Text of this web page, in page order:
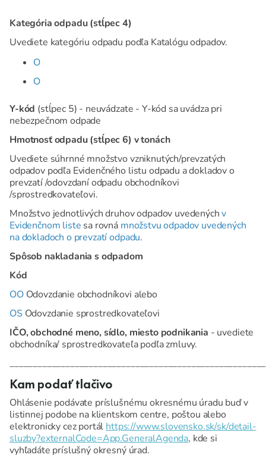
Kategória odpadu (stĺpec 4)
Uvediete kategóriu odpadu podľa Katalógu odpadov.
O
O
Y-kód (stĺpec 5) - neuvádzate - Y-kód sa uvádza pri
nebezpečnom odpade
Hmotnosť odpadu (stĺpec 6) v tonách
Uvediete súhrnné množstvo vzniknutých/prevzatých
odpadov podľa Evidenčného listu odpadu a dokladov o
prevzatí /odovzdaní odpadu obchodníkovi
/sprostredkovateľovi.
Množstvo jednotlivých druhov odpadov uvedenýchv
Evidenčnom liste sa rovná množstvu odpadov uvedených
na dokladoch o prevzatí odpadu.
Spôsob nakladania s odpadom
Kód
OOOdovzdanie obchodníkovi alebo
OSOdovzdanie sprostredkovateľovi
IČO, obchodné meno, sídlo, miesto podnikania - uvediete
obchodníka/ sprostredkovateľa podľa zmluvy.
Kam podať tlačivo
Ohlásenie podávate príslušnému okresnému úradu buď v
listinnej podobe na klientskom centre, poštou alebo
elektronicky cez portál https://www.slovensko.sk/sk/detail-
sluzby?externalCode=App.GeneralAgenda, kde si
vyhľadáte príslušný okresný úrad.